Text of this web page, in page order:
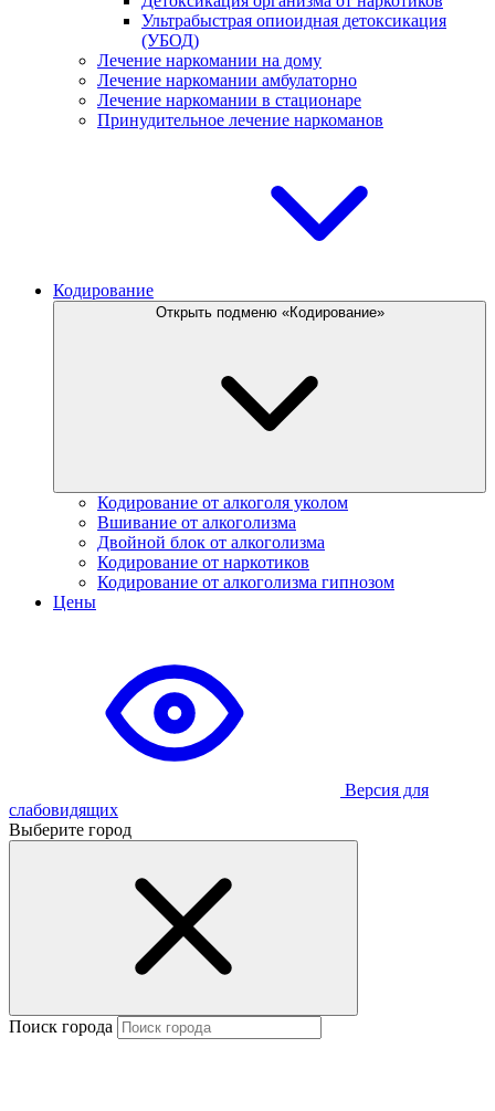
Ультрабыстрая опиоидная детоксикация
(УБОД)
Лечение наркомании на дому
Лечение наркомании амбулаторно
Лечение наркомании в стационаре
Принудительное лечение наркоманов
Кодирование
Открыть подменю «Кодирование»
Кодирование от алкоголя уколом
Вшивание от алкоголизма
Двойной блок от алкоголизма
Кодирование от наркотиков
Кодирование от алкоголизма гипнозом
Цены
Версия для
слабовидящих
Выберите город
Поиск города